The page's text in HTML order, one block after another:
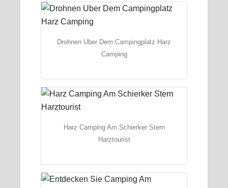
Drohnen Uber Dem Campingplatz Harz
Camping
Harz Camping Am Schierker Stern
Harztourist